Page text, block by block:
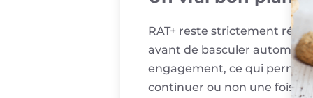
RAT+ reste strictement
avant de basculer
engagement, ce qui permet
continuer ou non une fois la